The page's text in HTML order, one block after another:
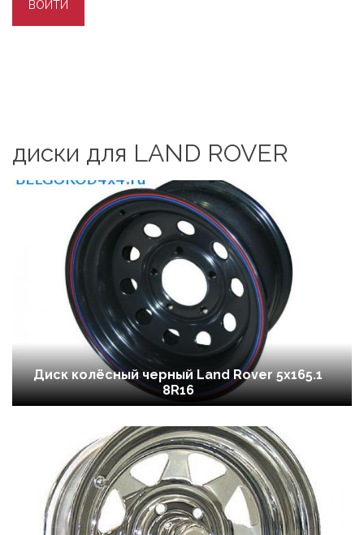
диски для LAND ROVER
Диск колёсный черный Land Rover 5x165.1
8R16